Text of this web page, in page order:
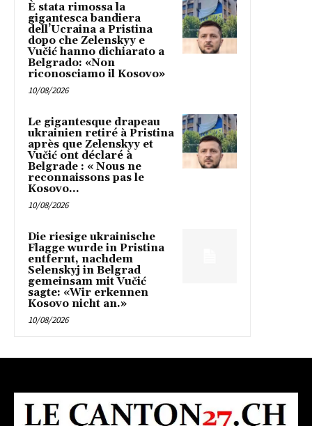
È stata rimossa la
gigantesca bandiera
dell’Ucraina a Pristina
dopo che Zelenskyy e
Vučić hanno dichiarato a
Belgrado: «Non
riconosciamo il Kosovo»
10/08/2026
Le gigantesque drapeau
ukrainien retiré à Pristina
après que Zelenskyy et
Vučić ont déclaré à
Belgrade : « Nous ne
reconnaissons pas le
Kosovo...
10/08/2026
Die riesige ukrainische
Flagge wurde in Pristina
entfernt, nachdem
Selenskyj in Belgrad
gemeinsam mit Vučić
sagte: «Wir erkennen
Kosovo nicht an.»
10/08/2026